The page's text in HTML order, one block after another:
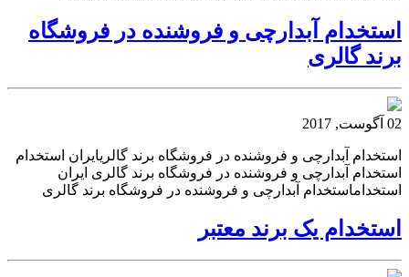
استخدام آبدارچی و فروشنده در فروشگاه
برند گالری
02 آگوست, 2017
استخدام آبدارچی و فروشنده در فروشگاه برند گالریایران استخدام
استخدام آبدارچی و فروشنده در فروشگاه برند گالری ایران
استخداماستخدام آبدارچی و فروشنده در فروشگاه برند گالری
استخدام یک برند معتبر